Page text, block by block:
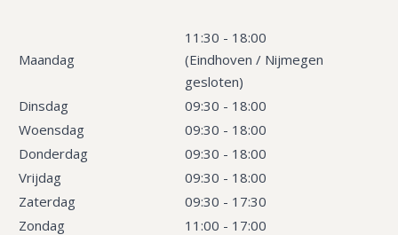
Maandag
11:30 - 18:00
(Eindhoven / Nijmegen
gesloten)
Dinsdag
09:30 - 18:00
Woensdag
09:30 - 18:00
Donderdag
09:30 - 18:00
Vrijdag
09:30 - 18:00
Zaterdag
09:30 - 17:30
Zondag
11:00 - 17:00